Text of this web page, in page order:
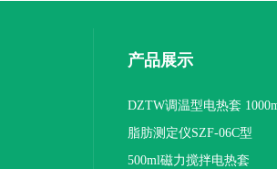
产品展示
DZTW调温型电热套
联
脂肪测定仪SZF-06C型
500ml磁力搅拌电热套